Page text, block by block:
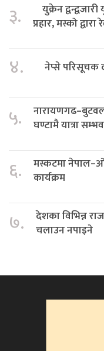
३.
युक्रेन
प्रहार, मस्को
४. नेप्से परिसूचक
५.
घण्टामै यात्रा सम्भव
६.
मस्कटमा
कार्यक्रम
७.
देशका विभिन्न
चलाउन नपाइने